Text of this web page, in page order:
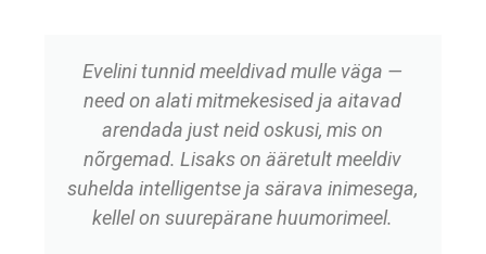
Evelini tunnid meeldivad mulle väga —
need on alati mitmekesised ja aitavad
arendada just neid oskusi, mis on
nõrgemad. Lisaks on ääretult meeldiv
suhelda intelligentse ja särava inimesega,
kellel on suurepärane huumorimeel.